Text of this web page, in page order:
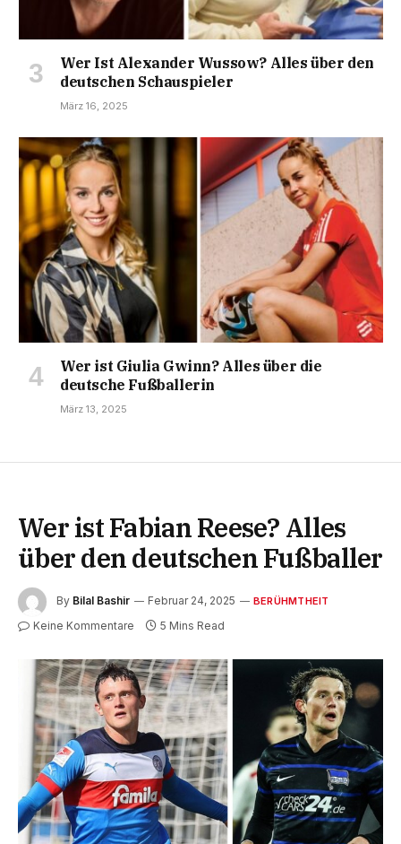
Wer Ist Alexander Wussow? Alles über den
deutschen Schauspieler
März 16, 2025
Wer ist Giulia Gwinn? Alles über die
deutsche Fußballerin
März 13, 2025
Wer ist Fabian Reese? Alles
über den deutschen Fußballer
By Bilal Bashir Februar 24, 2025 BERÜHMTHEIT
Keine Kommentare 5 Mins Read